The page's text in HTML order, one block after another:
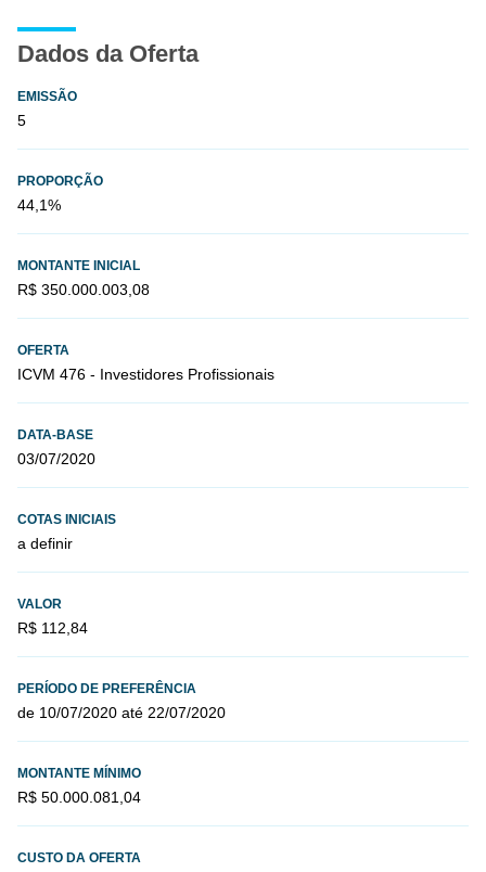
Dados da Oferta
EMISSÃO
5
PROPORÇÃO
44,1%
MONTANTE INICIAL
R$ 350.000.003,08
OFERTA
ICVM 476 - Investidores Profissionais
DATA-BASE
03/07/2020
COTAS INICIAIS
a definir
VALOR
R$ 112,84
PERÍODO DE PREFERÊNCIA
de 10/07/2020 até 22/07/2020
MONTANTE MÍNIMO
R$ 50.000.081,04
CUSTO DA OFERTA